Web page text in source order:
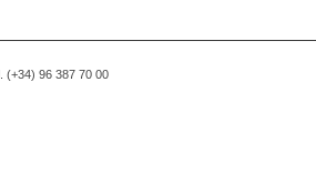
(+34) 96 387 70 00